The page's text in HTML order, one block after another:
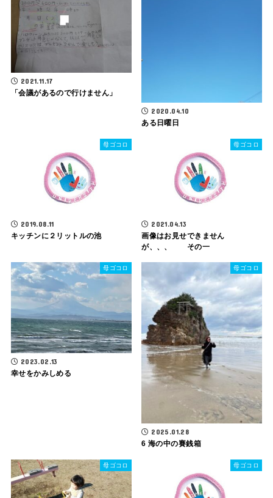
2021.11.17
「会議があるので行けません」
2020.04.10
ある日曜日
母ゴコロ
2019.08.11
キッチンに２リットルの池
母ゴコロ
2021.04.13
画像はお見せできません
が、、、 その一
母ゴコロ
2023.02.13
幸せをかみしめる
母ゴコロ
2025.01.28
6 海の中の賽銭箱
母ゴコロ 母ゴコロ